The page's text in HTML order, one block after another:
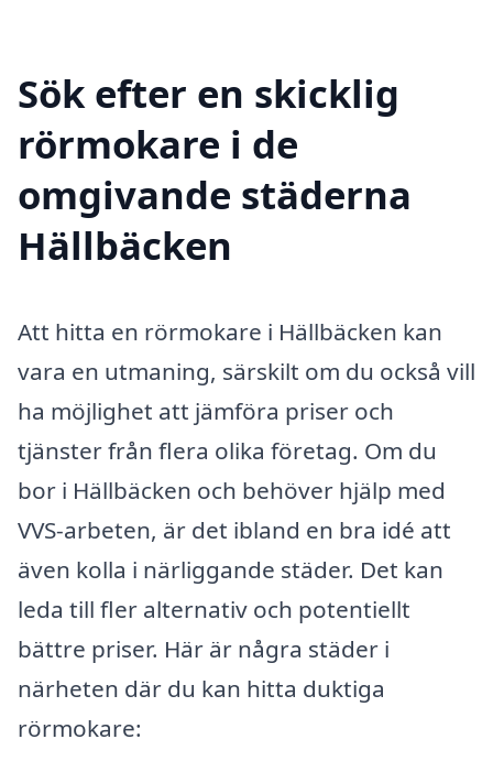
Sök efter en skicklig
rörmokare i de
omgivande städerna
Hällbäcken
Att hitta en rörmokare i Hällbäcken kan
vara en utmaning, särskilt om du också vill
ha möjlighet att jämföra priser och
tjänster från flera olika företag. Om du
bor i Hällbäcken och behöver hjälp med
VVS-arbeten, är det ibland en bra idé att
även kolla i närliggande städer. Det kan
leda till fler alternativ och potentiellt
bättre priser. Här är några städer i
närheten där du kan hitta duktiga
rörmokare: